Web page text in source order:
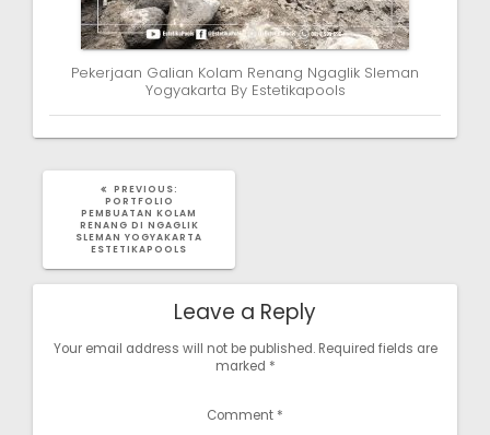
Pekerjaan Galian Kolam Renang Ngaglik Sleman
Yogyakarta By Estetikapools
PREVIOUS:
PORTFOLIO
PEMBUATAN KOLAM
RENANG DI NGAGLIK
SLEMAN YOGYAKARTA
ESTETIKAPOOLS
Leave a Reply
Your email address will not be published. Required fields are
marked *
Comment *